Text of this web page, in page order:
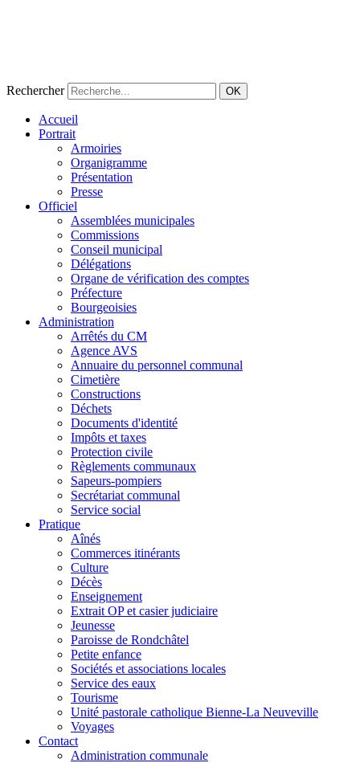
Rechercher OK
Accueil
Portrait
Armoiries
Organigramme
Présentation
Presse
Officiel
Assemblées municipales
Commissions
Conseil municipal
Délégations
Organe de vérification des comptes
Préfecture
Bourgeoisies
Administration
Arrêtés du CM
Agence AVS
Annuaire du personnel communal
Cimetière
Constructions
Déchets
Documents d'identité
Impôts et taxes
Protection civile
Règlements communaux
Sapeurs-pompiers
Secrétariat communal
Service social
Pratique
Aînés
Commerces itinérants
Culture
Décès
Enseignement
Extrait OP et casier judiciaire
Jeunesse
Paroisse de Rondchâtel
Petite enfance
Sociétés et associations locales
Service des eaux
Tourisme
Unité pastorale catholique Bienne-La Neuveville
Voyages
Contact
Administration communale